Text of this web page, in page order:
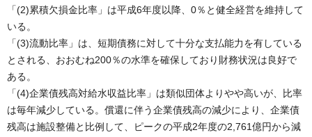
「(2)累積欠損金比率」は平成6年度以降、0％と健全経営を維持して
いる。
「(3)流動比率」は、短期債務に対して十分な支払能力を有している
とされる、おおむね200％の水準を確保しており財務状況は良好で
ある。
「(4)企業債残高対給水収益比率」は類似団体よりやや高いが、比率
は毎年減少している。償還に伴う企業債残高の減少により、企業債
残高は施設整備と比例して、ピークの平成2年度の2,761億円から減